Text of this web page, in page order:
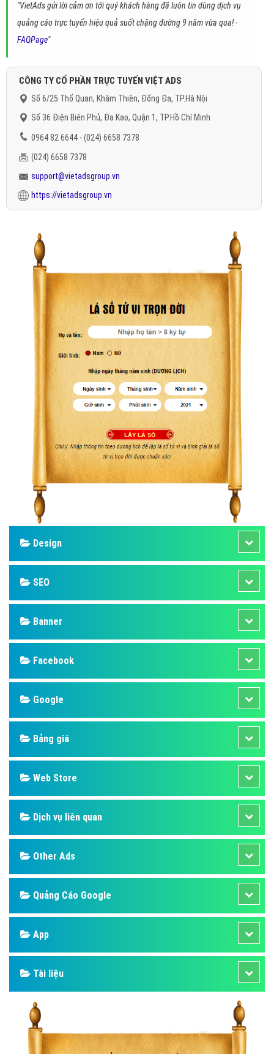
"VietAds gửi lời cảm ơn tới quý khách hàng đã luôn tin dùng dịch vụ
quảng cáo trực tuyến hiệu quả suốt chặng đường 9 năm vừa qua! -
FAQPage"
CÔNG TY CỔ PHẦN TRỰC TUYẾN VIỆT ADS
Số 6/25 Thổ Quan, Khâm Thiên, Đống Đa, TP.Hà Nội
Số 36 Điện Biên Phủ, Đa Kao, Quận 1, TP.Hồ Chí Minh
0964 82 6644 - (024) 6658 7378
(024) 6658 7378
support@vietadsgroup.vn
https://vietadsgroup.vn
Design
SEO
Banner
Facebook
Google
Bảng giá
Web Store
Dịch vụ liên quan
Other Ads
Quảng Cáo Google
App
Tài liệu